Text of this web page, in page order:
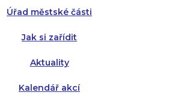
Úřad městské části
Jak si zařídit
Aktuality
Kalendář akcí
Pátek: